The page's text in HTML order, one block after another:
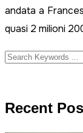
andata a
quasi 2 milioni
Recent